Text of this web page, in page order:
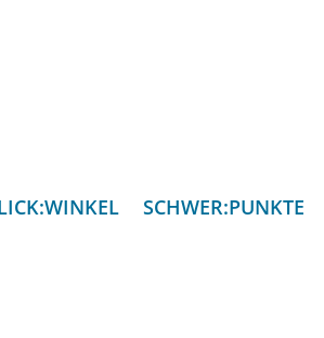
SCHWER:PUNKTE